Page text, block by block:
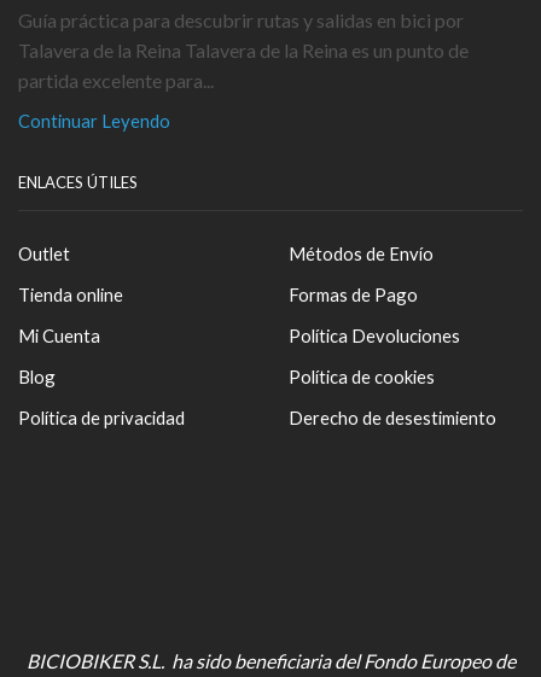
Guía práctica para descubrir rutas y salidas en bici por
Talavera de la Reina Talavera de la Reina es un punto de
partida excelente para...
Continuar Leyendo
ENLACES ÚTILES
Outlet
Tienda online
Mi Cuenta
Blog
Política de privacidad
Métodos de Envío
Formas de Pago
Política Devoluciones
Política de cookies
Derecho de desestimiento
BICIOBIKER S.L. ha sido beneficiaria del Fondo Europeo de